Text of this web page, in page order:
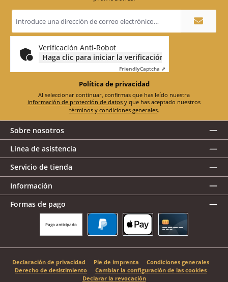
de
correo
electrónico
Verificación Anti-Robot
Haga clic para iniciar la verificación
FriendlyCaptcha ⇗
Política de privacidad
información de protección de datos
términos y condiciones generales.
Sobre nosotros
Línea de asistencia
Servicio de tienda
Información
Formas de pago
Pago anticipado
Declaración de privacidad Pie de imprenta
Condiciones generales
Derecho de desistimiento
Cambiar la configuración de las cookies
Declarar la revocación